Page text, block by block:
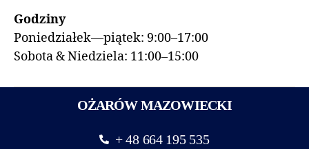
Godziny
Poniedziałek—piątek: 9:00–17:00
Sobota & Niedziela: 11:00–15:00
OŻARÓW MAZOWIECKI
+ 48 664 195 535